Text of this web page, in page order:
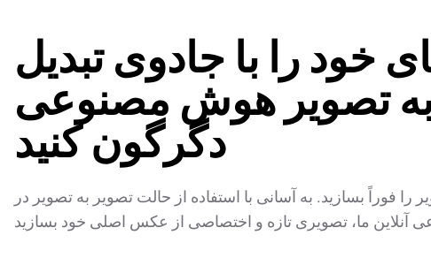
را با جادوی تبدیل
تصویر هوش مصنوعی
دگرگون کنید
را فوراً بسازید. به آسانی با استفاده از حالت تصویر به تصویر در